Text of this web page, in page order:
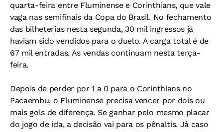
quarta-feira entre Fluminense e Corinthians, que vale
vaga nas semifinais da Copa do Brasil. No fechamento
das bilheterias nesta segunda, 30 mil ingressos já
haviam sido vendidos para o duelo. A carga total é de
67 mil entradas. As vendas continuam nesta terça-
feira.
Depois de perder por 1 a 0 para o Corinthians no
Pacaembu, o Fluminense precisa vencer por dois ou
mais gols de diferença. Se ganhar pelo mesmo placar
do jogo de ida, a decisão vai para os pênaltis. Já caso